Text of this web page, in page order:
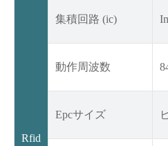
Rfid
集積回路 (ic)
動作周波数
Epcサイズ